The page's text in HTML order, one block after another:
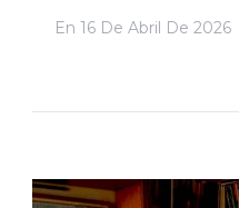
En 16 De Abril De 2026